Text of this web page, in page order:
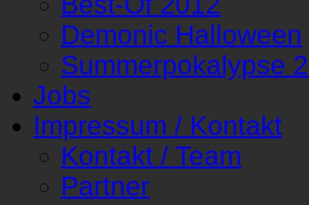
Demonic Halloween
Summerpokalypse
Jobs
Impressum / Kontakt
Kontakt / Team
Partner